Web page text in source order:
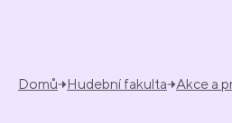
Domů Hudební fakulta Akce a